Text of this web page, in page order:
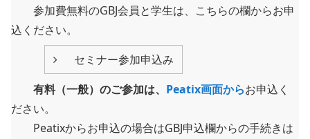
参加費無料のGBJ会員と学生は、こちらの欄からお申
込ください。
セミナー参加申込み
有料（一般）のご参加は、 Peatix画面からお申込く
ださい。
Peatixからお申込の場合はGBJ申込欄からの手続きは